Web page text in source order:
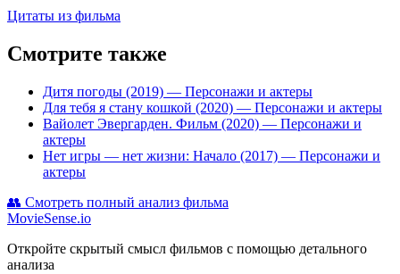
Цитаты из фильма
Смотрите также
Дитя погоды (2019) — Персонажи и актеры
Для тебя я стану кошкой (2020) — Персонажи и актеры
Вайолет Эвергарден. Фильм (2020) — Персонажи и
актеры
Нет игры — нет жизни: Начало (2017) — Персонажи и
актеры
👥 Смотреть полный анализ фильма
MovieSense.io
Откройте скрытый смысл фильмов с помощью детального
анализа